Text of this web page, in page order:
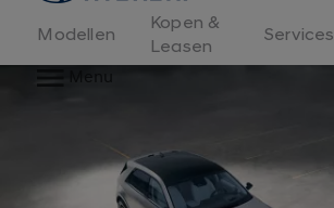
Modellen
Kopen &
Leasen
Services